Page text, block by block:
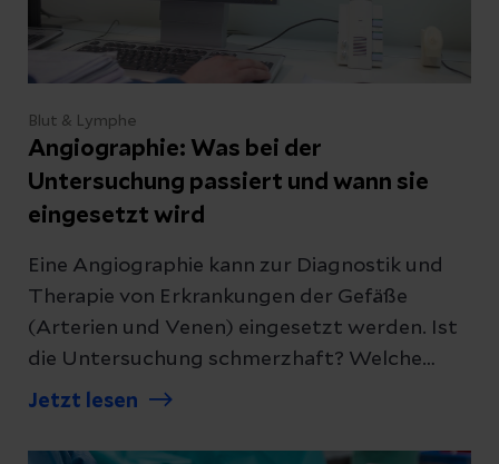
Blut & Lymphe
Angiographie: Was bei der
Untersuchung passiert und wann sie
eingesetzt wird
Eine Angiographie kann zur Diagnostik und
Therapie von Erkrankungen der Gefäße
(Arterien und Venen) eingesetzt werden. Ist
die Untersuchung schmerzhaft? Welche
Risiken gibt es? Und was passiert genau
Fragen.
Jetzt lesen